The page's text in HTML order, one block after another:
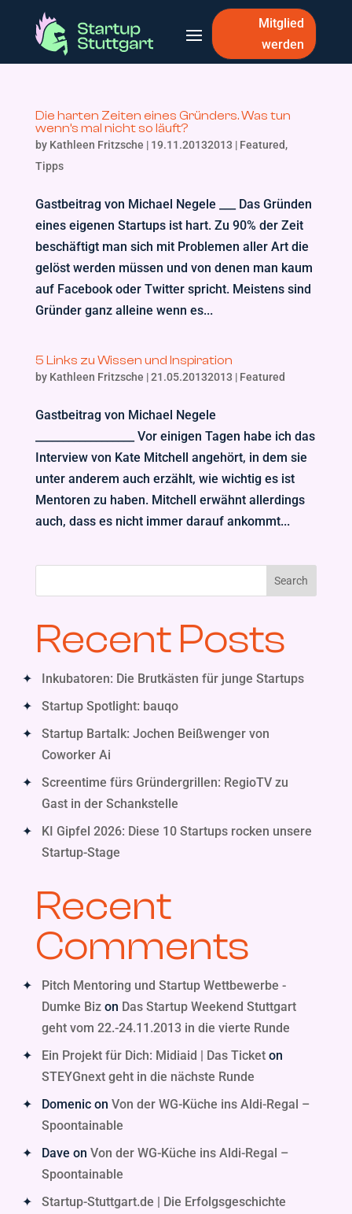
Mitglied
werden
Die harten Zeiten eines Gründers. Was tun
wenn’s mal nicht so läuft?
by Kathleen Fritzsche | 19.11.20132013 | Featured,
Tipps
Gastbeitrag von Michael Negele ___ Das Gründen
eines eigenen Startups ist hart. Zu 90% der Zeit
beschäftigt man sich mit Problemen aller Art die
gelöst werden müssen und von denen man kaum
auf Facebook oder Twitter spricht. Meistens sind
Gründer ganz alleine wenn es...
5 Links zu Wissen und Inspiration
by Kathleen Fritzsche |21.05.20132013 | Featured
Gastbeitrag von Michael Negele
__________________ Vor einigen Tagen habe ich das
Interview von Kate Mitchell angehört, in dem sie
unter anderem auch erzählt, wie wichtig es ist
Mentoren zu haben. Mitchell erwähnt allerdings
auch, dass es nicht immer darauf ankommt...
Search
Recent Posts
Inkubatoren: Die Brutkästen für junge Startups
Startup Spotlight: bauqo
Startup Bartalk: Jochen Beißwenger von
Coworker Ai
Screentime fürs Gründergrillen: RegioTV zu
Gast in der Schankstelle
KI Gipfel 2026: Diese 10 Startups rocken unsere
Startup-Stage
Recent
Comments
Pitch Mentoring und Startup Wettbewerbe -
Dumke Bizon Das Startup Weekend Stuttgart
geht vom 22.-24.11.2013 in die vierte Runde
Ein Projekt für Dich: Midiaid | Das Ticketon
STEYGnext geht in die nächste Runde
Domenicon Von der WG-Küche ins Aldi-Regal –
Spoontainable
Dave on Von der WG-Küche ins Aldi-Regal –
Spoontainable
Startup-Stuttgart.de | Die Erfolgsgeschichte